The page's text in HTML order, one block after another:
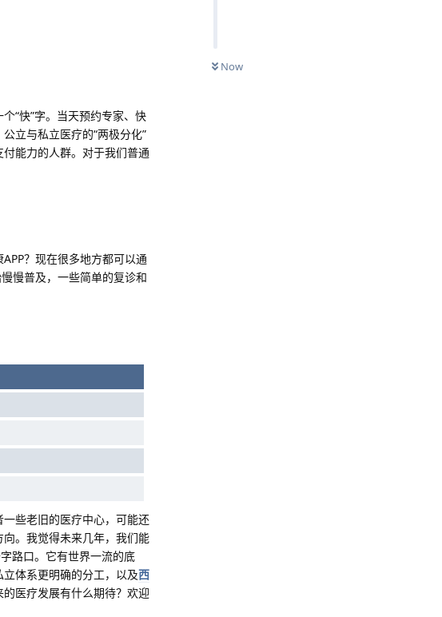
Now
“快”字。当天预约专家、快
立与私立医疗的“两极分化”
能力的人群。对于我们普通
？现在很多地方都可以通
慢普及，一些简单的复诊和
些老旧的医疗中心，可能还
。我觉得未来几年，我们能
路口。它有世界一流的底
体系更明确的分工，以及西
医疗发展有什么期待？欢迎